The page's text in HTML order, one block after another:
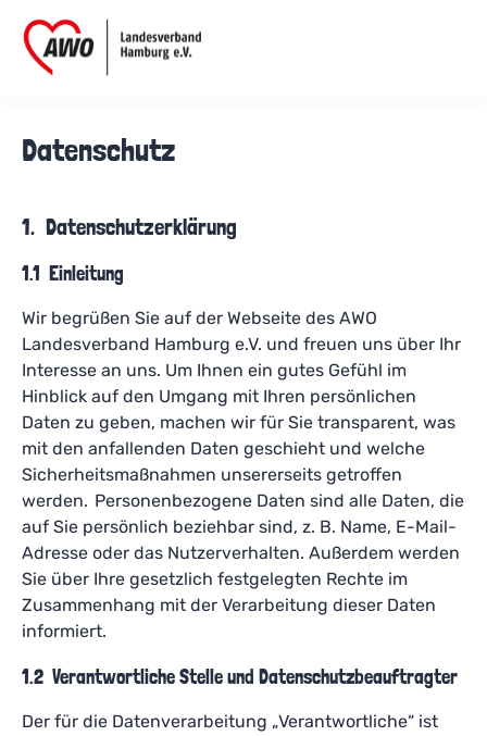
Datenschutz
1. Datenschutzerklärung
1.1 Einleitung
Wir begrüßen Sie auf der Webseite des AWO
Landesverband Hamburg e.V. und freuen uns über Ihr
Interesse an uns. Um Ihnen ein gutes Gefühl im
Hinblick auf den Umgang mit Ihren persönlichen
Daten zu geben, machen wir für Sie transparent, was
mit den anfallenden Daten geschieht und welche
Sicherheitsmaßnahmen unsererseits getroffen
werden. Personenbezogene Daten sind alle Daten, die
auf Sie persönlich beziehbar sind, z. B. Name, E-Mail-
Adresse oder das Nutzerverhalten. Außerdem werden
Sie über Ihre gesetzlich festgelegten Rechte im
Zusammenhang mit der Verarbeitung dieser Daten
informiert.
1.2 Verantwortliche Stelle und Datenschutzbeauftragter
Der für die Datenverarbeitung „Verantwortliche“ ist